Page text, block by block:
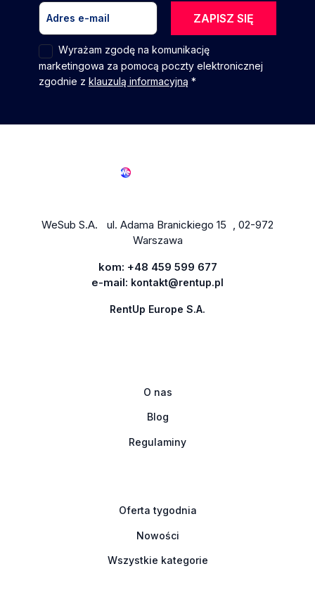
ZAPISZ SIĘ
Wyrażam zgodę na komunikację
marketingowa za pomocą poczty elektronicznej
zgodnie z klauzulą informacyjną *
WeSub S.A. ul. Adama Branickiego 15 , 02-972
Warszawa
kom: +48 459 599 677
e-mail: kontakt@rentup.pl
RentUp Europe S.A.
O nas
Blog
Regulaminy
Oferta tygodnia
Nowości
Wszystkie kategorie